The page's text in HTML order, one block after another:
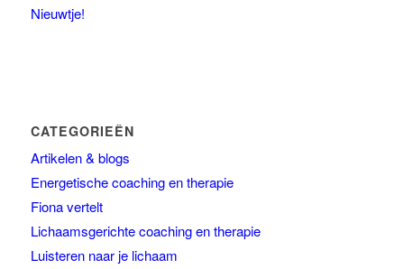
Nieuwtje!
CATEGORIEËN
Artikelen & blogs
Energetische coaching en therapie
Fiona vertelt
Lichaamsgerichte coaching en therapie
Luisteren naar je lichaam